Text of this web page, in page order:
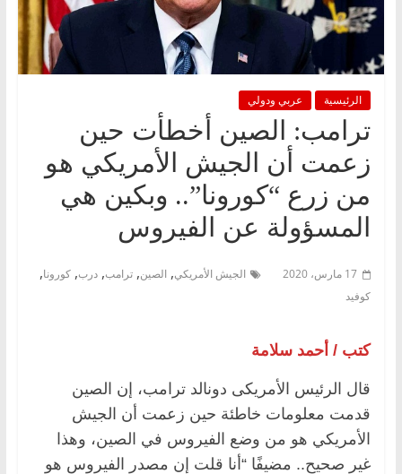
الرئيسية عربي ودولي
ترامب: الصين أخطأت حين
زعمت أن الجيش الأمريكي هو
من زرع “كورونا”.. وبكين هي
المسؤولة عن الفيروس
17 مارس، 2020 الجيش الأمريكي, الصين, ترامب, درب, كورونا,
كوفيد
كتب / أحمد سلامة
قال الرئيس الأمريكى دونالد ترامب، إن الصين
قدمت معلومات خاطئة حين زعمت أن الجيش
الأمريكي هو من وضع الفيروس في الصين، وهذا
غير صحيح.. مضيفًا “أنا قلت إن مصدر الفيروس هو